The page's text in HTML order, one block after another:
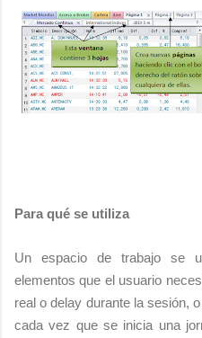
Para qué se utiliza
Un espacio de trabajo se
elementos que el usuario
real o delay durante la sesión,
cada vez que se inicia una